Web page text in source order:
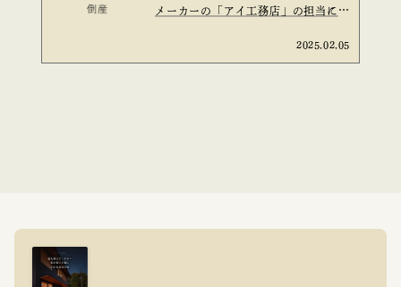
メーカーの「アイ工務店」の担当に言
のか？を考えてみた。
2025.02.05